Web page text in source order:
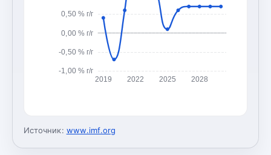
-1,00 % г/г
-0,50 % г/г
0,00 % г/г
0,50 % г/г
2019 2022 2025 2028
Источник: www.imf.org